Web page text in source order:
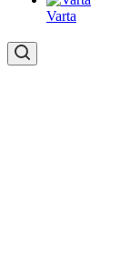
Varta